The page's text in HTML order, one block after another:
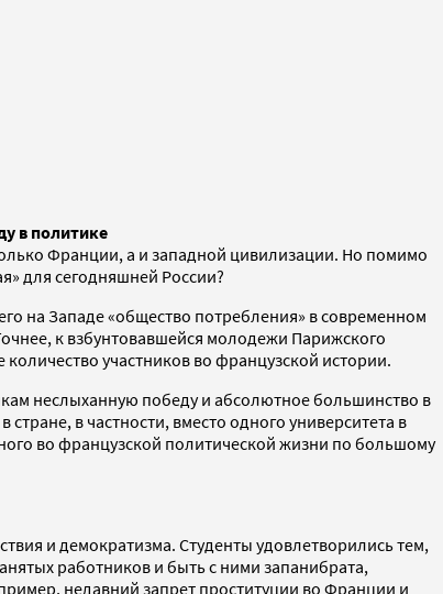
в политике
Франции, а и западной цивилизации. Но помимо
для сегодняшней России?
на Западе «общество потребления» в современном
к взбунтовавшейся молодежи Парижского
участников во французской истории.
неслыханную победу и абсолютное большинство в
в частности, вместо одного университета в
во французской политической жизни по большому
и демократизма. Студенты удовлетворились тем,
работников и быть с ними запанибрата,
недавний запрет проституции во Франции и